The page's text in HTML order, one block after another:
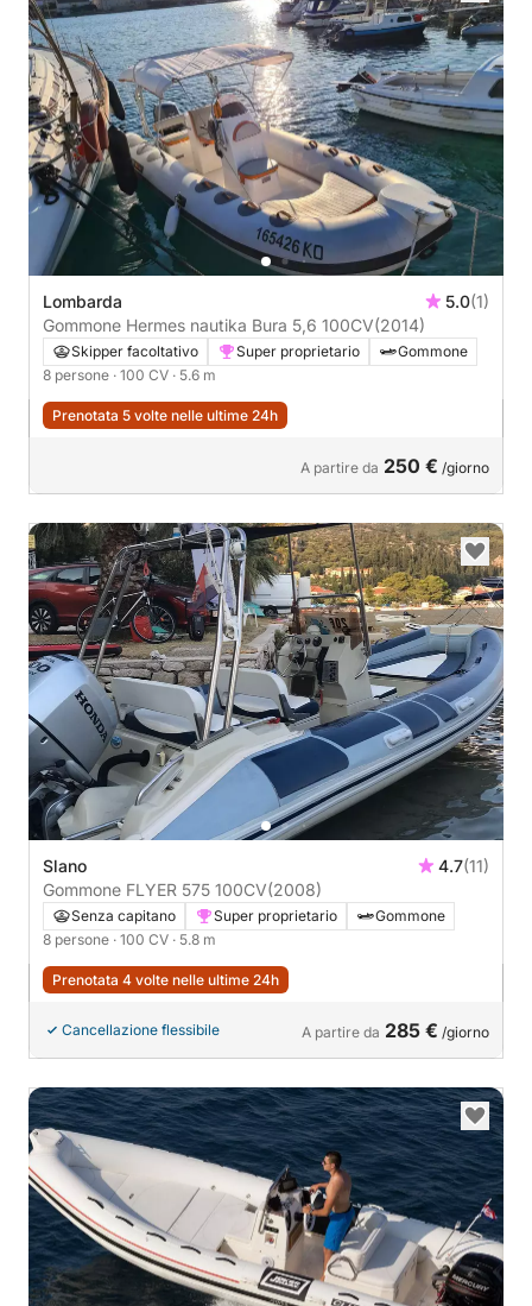
Lombarda 5.0(1)
Gommone Hermes nautika Bura 5,6 100CV(2014)
Skipper facoltativo Super proprietario
Gommone
8 persone · 100 CV · 5.6 m
Prenotata 5 volte nelle ultime 24h
A partire da 250 € /giorno
Slano 4.7(11)
Gommone FLYER 575 100CV(2008)
Senza capitano Super proprietario
Gommone
8 persone · 100 CV · 5.8 m
Prenotata 4 volte nelle ultime 24h
Cancellazione flessibile A partire da 285 € /giorno